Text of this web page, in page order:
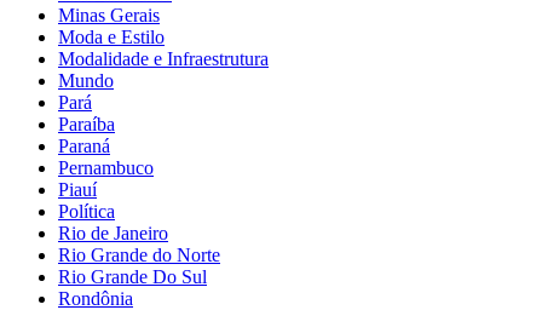
Minas Gerais
Moda e Estilo
Modalidade e Infraestrutura
Mundo
Pará
Paraíba
Paraná
Pernambuco
Piauí
Política
Rio de Janeiro
Rio Grande do Norte
Rio Grande Do Sul
Rondônia